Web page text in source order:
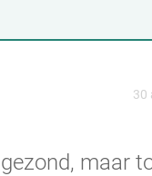
30
maar